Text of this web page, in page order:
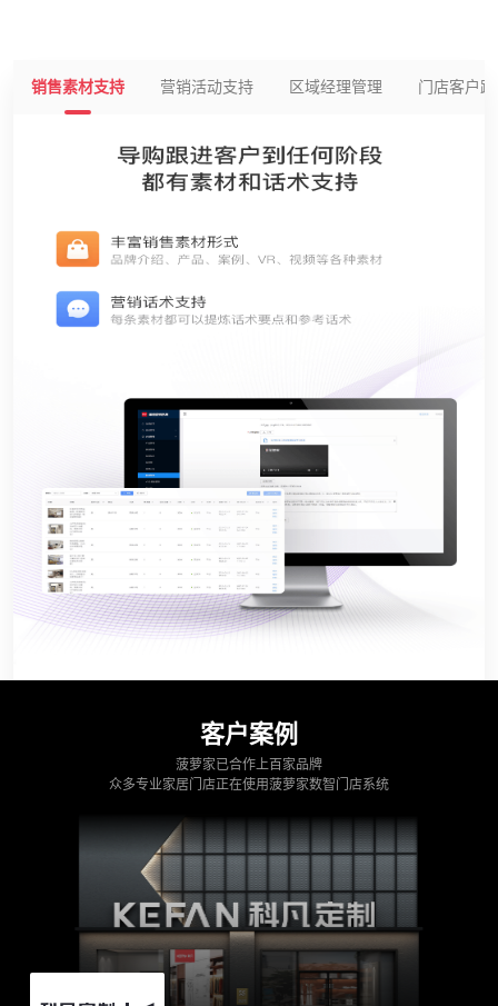
销售素材支持 营销活动支持 区域经理管理 门店客户
客户案例
菠萝家已合作上百家品牌
众多专业家居门店正在使用菠萝家数智门店系统